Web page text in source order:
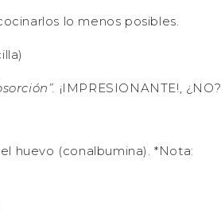
lo menos posibles.
¡IMPRESIONANTE!, ¿NO?
huevo (conalbumina). *Nota: